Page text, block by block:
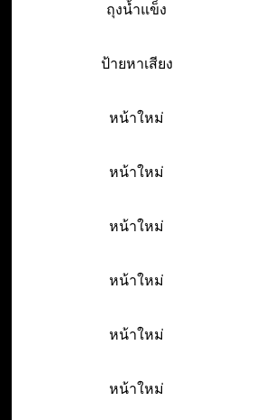
ถุงน้ำแข็ง
ป้ายหาเสียง
หน้าใหม่
หน้าใหม่
หน้าใหม่
หน้าใหม่
หน้าใหม่
หน้าใหม่